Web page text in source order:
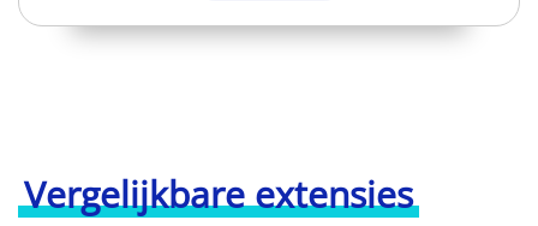
Vergelijkbare extensies